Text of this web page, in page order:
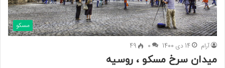
مسکو
آرام 14 دی 1400 0
49
میدان سرخ مسکو ، روسیه